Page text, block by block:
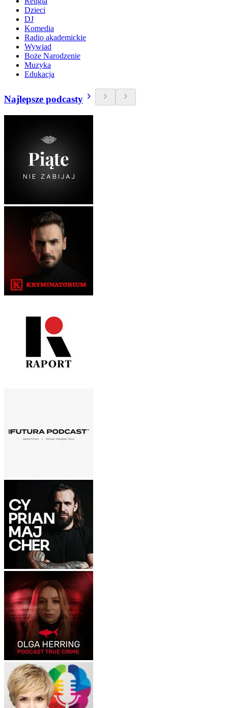
Dzieci
DJ
Komedia
Radio akademickie
Wywiad
Boże Narodzenie
Muzyka
Edukacja
Najlepsze podcasty